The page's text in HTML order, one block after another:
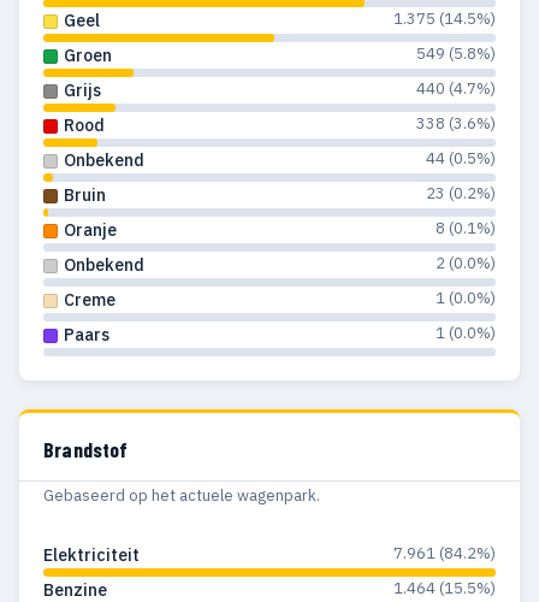
Geel 1.375 (14.5%)
Groen 549 (5.8%)
Grijs 440 (4.7%)
Rood 338 (3.6%)
Onbekend 44 (0.5%)
Bruin 23 (0.2%)
Oranje 8 (0.1%)
Onbekend 2 (0.0%)
Creme 1 (0.0%)
Paars 1 (0.0%)
Brandstof
Gebaseerd op het actuele wagenpark.
Elektriciteit 7.961 (84.2%)
Benzine 1.464 (15.5%)